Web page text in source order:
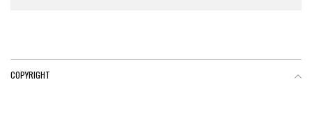
COPYRIGHT